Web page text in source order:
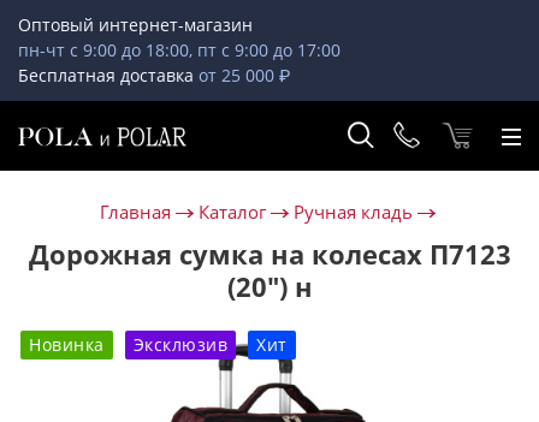
Оптовый интернет-магазин
пн-чт с 9:00 до 18:00, пт с 9:00 до 17:00
Бесплатная доставка от 25 000 ₽
Главная Каталог Ручная кладь
Дорожная сумка на колесах П7123
(20") н
Новинка Эксклюзив Хит